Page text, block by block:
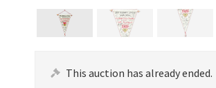
This auction has already ended.